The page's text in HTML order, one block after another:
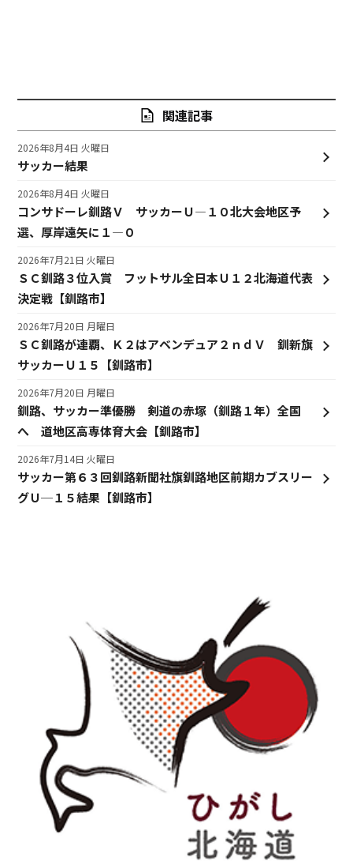
関連記事
サッカー結果
2026年8月4日 火曜日
コンサドーレ釧路Ｖ サッカーＵ―１０北大会地区予
選、厚岸遠矢に１―０
2026年8月4日 火曜日
ＳＣ釧路３位入賞 フットサル全日本Ｕ１２北海道代表
決定戦【釧路市】
2026年7月21日 火曜日
ＳＣ釧路が連覇、Ｋ２はアベンデュア２ｎｄＶ 釧新旗
サッカーＵ１５【釧路市】
2026年7月20日 月曜日
釧路、サッカー準優勝 剣道の赤塚（釧路１年）全国
へ 道地区高専体育大会【釧路市】
2026年7月20日 月曜日
サッカー第６３回釧路新聞社旗釧路地区前期カブスリー
グＵ─１５結果【釧路市】
2026年7月14日 火曜日